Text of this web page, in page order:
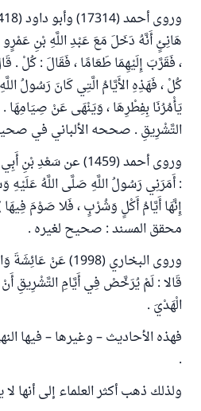
هَانِئٍ أَنَّهُ دَخَلَ مَعَ عَبْدِ اللَّهِ بْنِ
، فَقَرَّبَ إِلَيْهِمَا طَعَامًا ، فَقَالَ : كُلْ .
كُلْ ، فَهَذِهِ الأَيَّامُ الَّتِي كَانَ رَسُولُ
يَأْمُرُنَا بِفِطْرِهَا ، وَيَنْهَى عَنْ
التَّشْرِيقِ . صححه الألباني في
وروى أحمد (1459) عن
: أَمَرَنِي رَسُولُ اللَّهِ صَلَّى اللَّهُ عَلَيْهِ
إِنَّهَا أَيَّامُ أَكْلٍ وَشُرْبٍ ، فَلا صَوْمَ
محقق المسند : صحيح لغيره .
وروى البخاري
قَالا : لَمْ يُرَخَّصْ فِي أَيَّامِ التَّشْرِيقِ
الْهَدْيَ .
فهذه الأحاديث – وغيرها – فيها
.
ولذلك ذهب أكثر العلماء إلى